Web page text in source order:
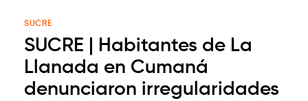
SUCRE
SUCRE | Habitantes de La
Llanada en Cumaná
denunciaron irregularidades